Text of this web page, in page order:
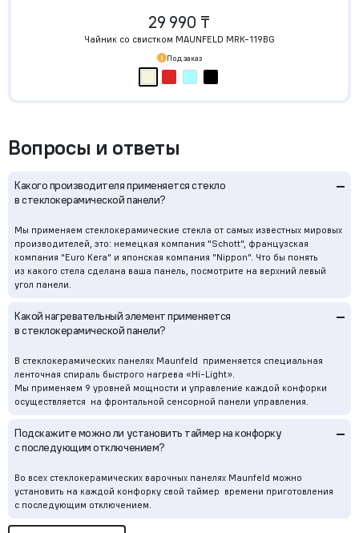
Вопросы и ответы
Какого производителя применяется стекло
в стеклокерамической панели?
–
Мы применяем стеклокерамические стекла от самых известных мировых
производителей, это: немецкая компания "Schott", французская
компания "Euro Kera" и японская компания "Nippon". Что бы понять
из какого стела сделана ваша панель, посмотрите на верхний левый
угол панели.
Какой нагревательный элемент применяется
в стеклокерамической панели?
–
В стеклокерамических панелях Maunfeld применяется специальная
ленточная спираль быстрого нагрева «Hi-Light».
Мы применяем 9 уровней мощности и управление каждой конфорки
осуществляется на фронтальной сенсорной панели управления.
Подскажите можно ли установить таймер на конфорку
с последующим отключением?
–
Во всех стеклокерамических варочных панелях Maunfeld можно
установить на каждой конфорку свой таймер времени приготовления
с последующим отключением.
29 990 ₸
Чайник со свистком MAUNFELD MRK-119BG
Под заказ